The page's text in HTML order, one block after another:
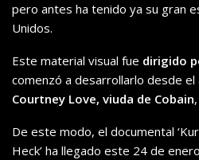
pero antes ha tenido ya su gran
Unidos.
Este material visual fue dirigido
comenzó a desarrollarlo desde el
Courtney Love, viuda de Cobain
De este modo, el documental
Heck’ ha llegado este 24 de